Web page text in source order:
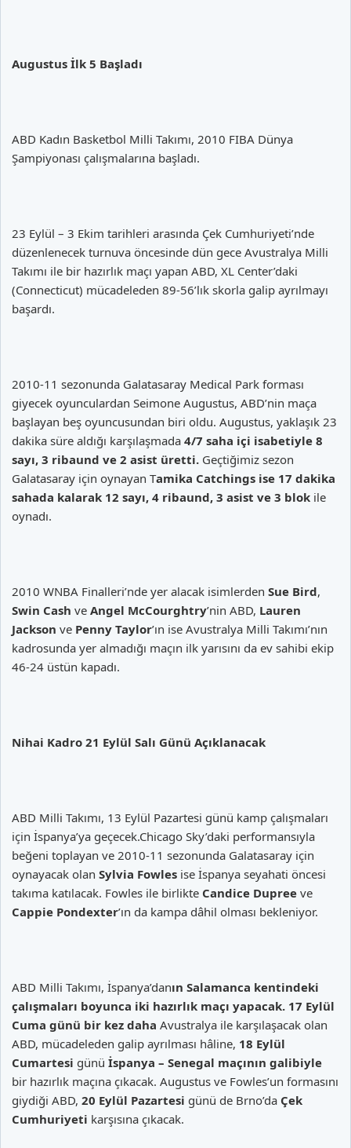
Augustus İlk 5 Başladı
ABD Kadın Basketbol Milli Takımı, 2010 FIBA Dünya
Şampiyonası çalışmalarına başladı.
23 Eylül – 3 Ekim tarihleri arasında Çek Cumhuriyeti’nde
düzenlenecek turnuva öncesinde dün gece Avustralya Milli
Takımı ile bir hazırlık maçı yapan ABD, XL Center’daki
(Connecticut) mücadeleden 89-56’lık skorla galip ayrılmayı
başardı.
2010-11 sezonunda Galatasaray Medical Park forması
giyecek oyunculardan Seimone Augustus, ABD’nin maça
başlayan beş oyuncusundan biri oldu. Augustus, yaklaşık 23
dakika süre aldığı karşılaşmada 4/7 saha içi isabetiyle 8
sayı, 3 ribaund ve 2 asist üretti. Geçtiğimiz sezon
Galatasaray için oynayan Tamika Catchings ise 17 dakika
sahada kalarak 12 sayı, 4 ribaund, 3 asist ve 3 blok ile
oynadı.
2010 WNBA Finalleri’nde yer alacak isimlerden Sue Bird,
Swin Cash ve Angel McCourghtry’nin ABD, Lauren
Jackson ve Penny Taylor’ın ise Avustralya Milli Takımı’nın
kadrosunda yer almadığı maçın ilk yarısını da ev sahibi ekip
46-24 üstün kapadı.
Nihai Kadro 21 Eylül Salı Günü Açıklanacak
ABD Milli Takımı, 13 Eylül Pazartesi günü kamp çalışmaları
için İspanya’ya geçecek.Chicago Sky’daki performansıyla
beğeni toplayan ve 2010-11 sezonunda Galatasaray için
oynayacak olan Sylvia Fowles ise İspanya seyahati öncesi
takıma katılacak. Fowles ile birlikte Candice Dupree ve
Cappie Pondexter’ın da kampa dâhil olması bekleniyor.
ABD Milli Takımı, İspanya’danın Salamanca kentindeki
çalışmaları boyunca iki hazırlık maçı yapacak. 17 Eylül
Cuma günü bir kez daha Avustralya ile karşılaşacak olan
ABD, mücadeleden galip ayrılması hâline, 18 Eylül
Cumartesi günü İspanya – Senegal maçının galibiyle
bir hazırlık maçına çıkacak. Augustus ve Fowles’un formasını
giydiği ABD, 20 Eylül Pazartesi günü de Brno’da Çek
Cumhuriyeti karşısına çıkacak.